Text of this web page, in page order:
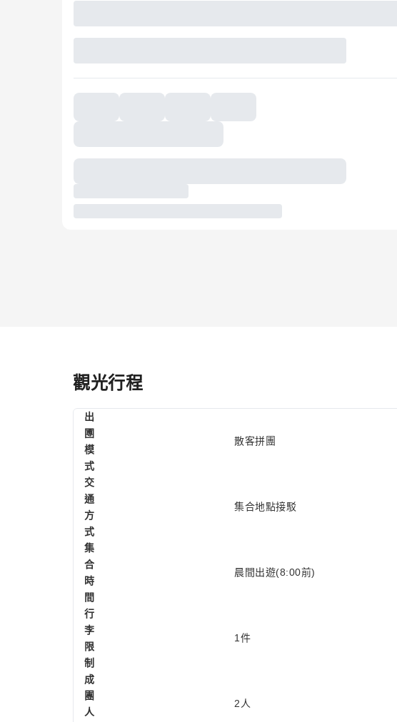
觀光行程
出
圑
模
式
散客拼團
交
通
方
式
集合地點接駁
集
合
時
間
晨間出遊(8:00前)
行
李
限
制
1件
成
團
人
2人